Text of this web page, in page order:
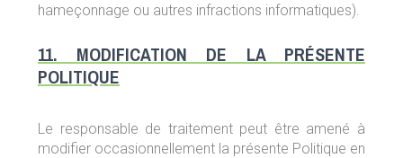
hameçonnage ou autres infractions informatiques).
11. MODIFICATION DE LA PRÉSENTE
POLITIQUE
Le responsable de traitement peut être amené à
modifier occasionnellement la présente Politique en